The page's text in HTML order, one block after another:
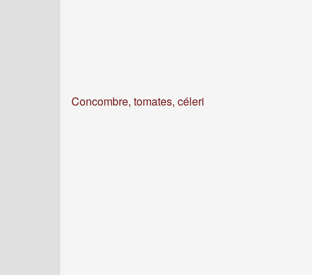
Concombre, tomates, céleri